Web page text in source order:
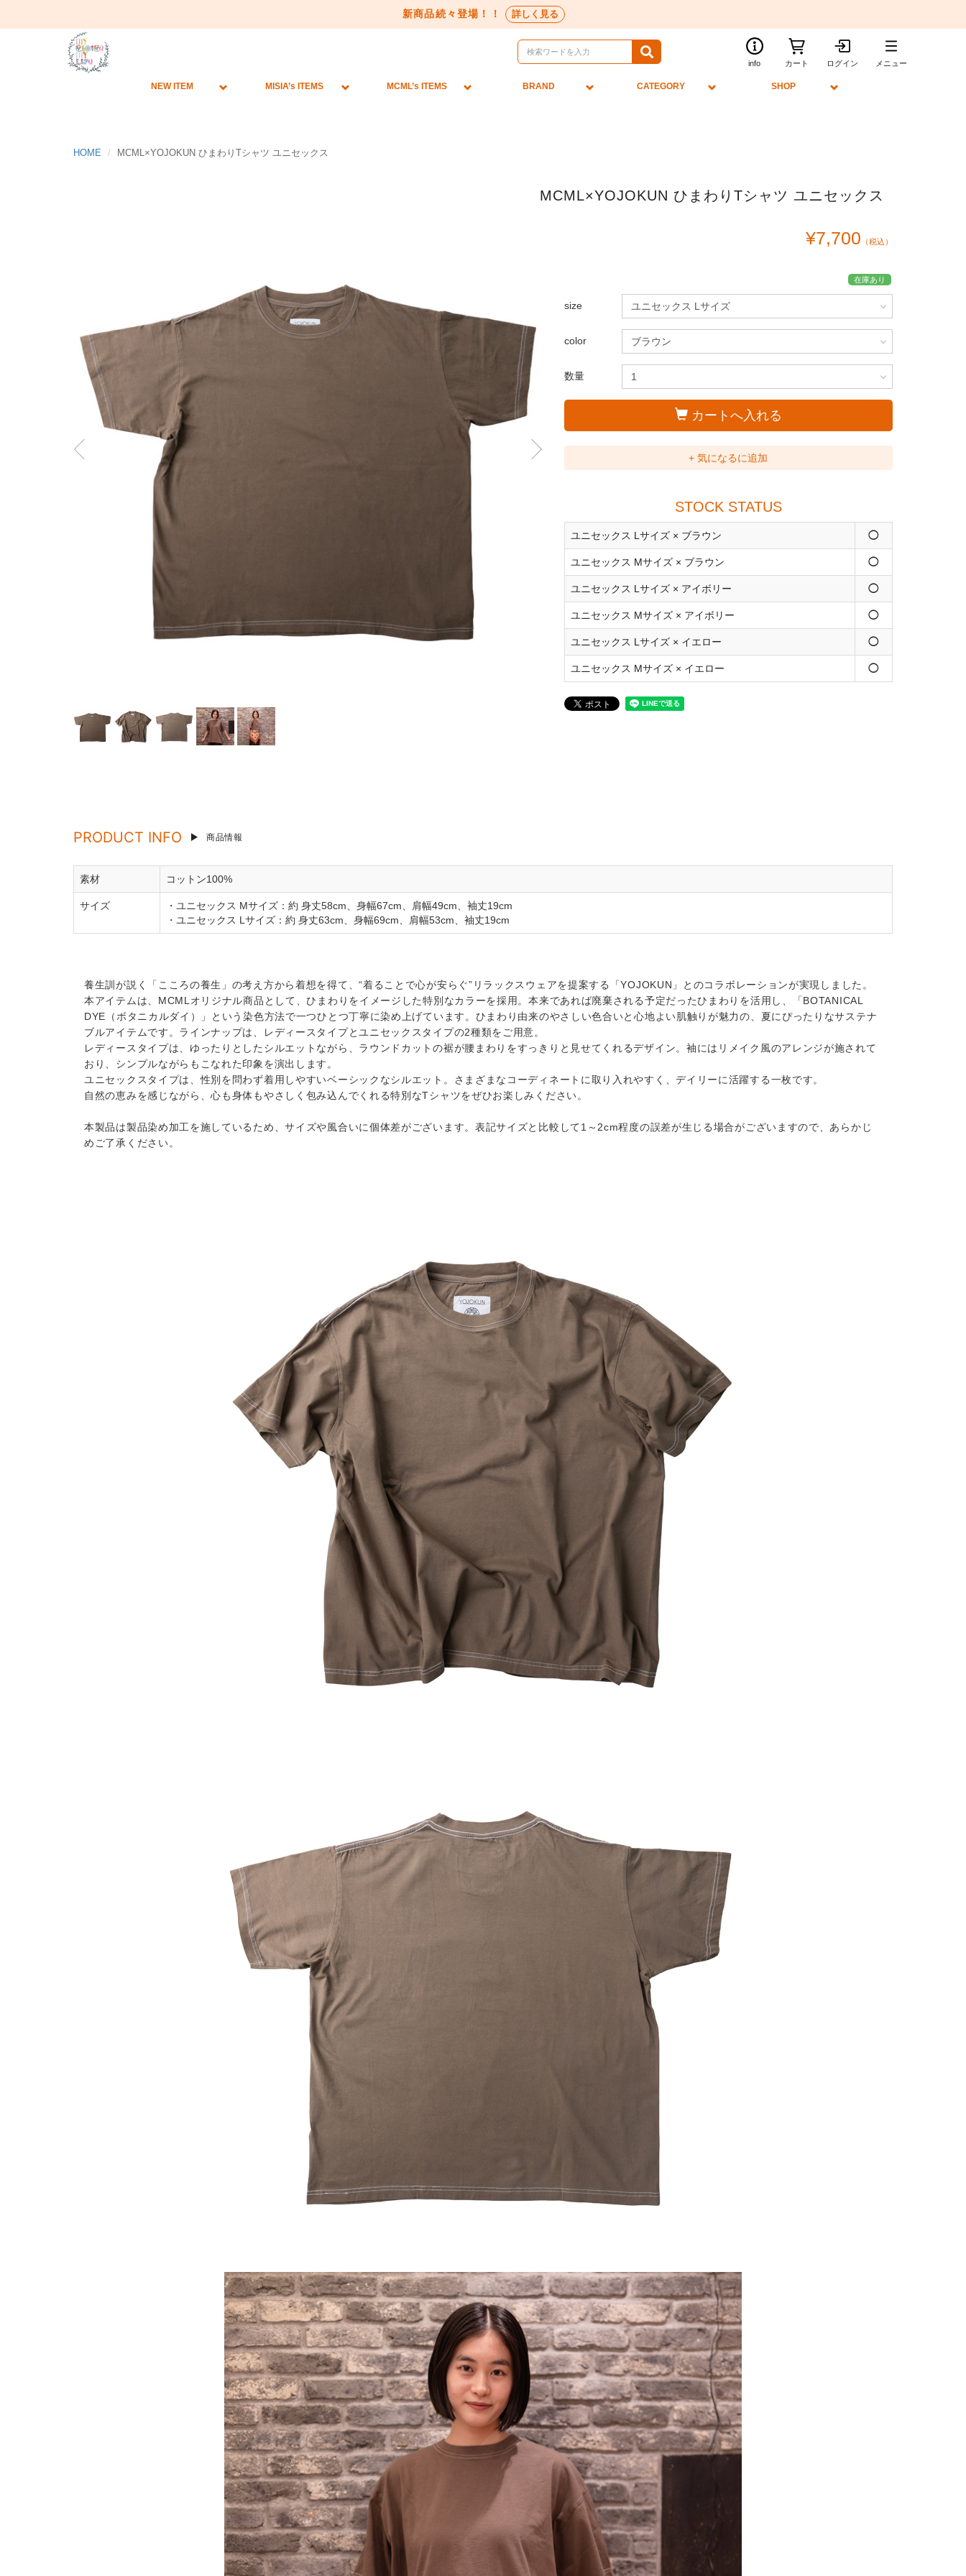
新商品続々登場！！ 詳しく見る
info カート ログイン メニュー
NEW ITEM MISIA’s ITEMS MCML’s ITEMS BRAND CATEGORY SHOP
HOME MCML×YOJOKUN ひまわりTシャツ ユニセックス
MCML×YOJOKUN ひまわりTシャツ ユニセックス
¥7,700 （税込）
在庫あり
size
color
数量
カートへ入れる
+ 気になるに追加
STOCK STATUS
ユニセックス Lサイズ × ブラウン ◯
ユニセックス Mサイズ × ブラウン ◯
ユニセックス Lサイズ × アイボリー ◯
ユニセックス Mサイズ × アイボリー ◯
ユニセックス Lサイズ × イエロー ◯
ユニセックス Mサイズ × イエロー ◯
PRODUCT INFO 商品情報
素材 コットン100%
サイズ
・ユニセックス Mサイズ：約 身丈58cm、身幅67cm、肩幅49cm、袖丈19cm
・ユニセックス Lサイズ：約 身丈63cm、身幅69cm、肩幅53cm、袖丈19cm
養生訓が説く「こころの養生」の考え方から着想を得て、“着ることで心が安らぐ”リラックスウェアを提案する「YOJOKUN」とのコラボレーションが実現しました。
本アイテムは、MCMLオリジナル商品として、ひまわりをイメージした特別なカラーを採用。本来であれば廃棄される予定だったひまわりを活用し、「BOTANICAL
DYE（ボタニカルダイ）」という染色方法で一つひとつ丁寧に染め上げています。ひまわり由来のやさしい色合いと心地よい肌触りが魅力の、夏にぴったりなサステナ
ブルアイテムです。ラインナップは、レディースタイプとユニセックスタイプの2種類をご用意。
レディースタイプは、ゆったりとしたシルエットながら、ラウンドカットの裾が腰まわりをすっきりと見せてくれるデザイン。袖にはリメイク風のアレンジが施されて
おり、シンプルながらもこなれた印象を演出します。
ユニセックスタイプは、性別を問わず着用しやすいベーシックなシルエット。さまざまなコーディネートに取り入れやすく、デイリーに活躍する一枚です。
自然の恵みを感じながら、心も身体もやさしく包み込んでくれる特別なTシャツをぜひお楽しみください。
本製品は製品染め加工を施しているため、サイズや風合いに個体差がございます。表記サイズと比較して1～2cm程度の誤差が生じる場合がございますので、あらかじ
めご了承ください。